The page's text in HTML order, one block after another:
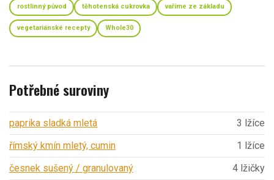
rostlinný původ těhotenská cukrovka vaříme ze základu
vegetariánské recepty Whole30
Potřebné suroviny
paprika sladká mletá
3 lžíce
římský kmín mletý, cumin
1 lžíce
česnek sušený / granulovaný
4 lžičky